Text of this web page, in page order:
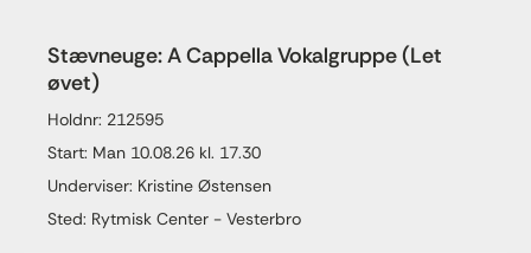
Stævneuge: A Cappella Vokalgruppe (Let
øvet)
Holdnr: 212595
Start: Man 10.08.26 kl. 17.30
Underviser: Kristine Østensen
Sted: Rytmisk Center - Vesterbro